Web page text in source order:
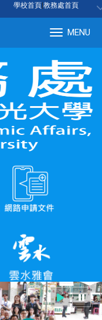
學校首頁 教務處首頁
MENU